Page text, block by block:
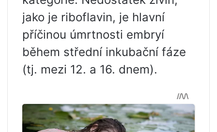
jako je riboflavin, je hlavní
příčinou úmrtnosti embryí
během střední inkubační fáze
(tj. mezi 12. a 16. dnem).